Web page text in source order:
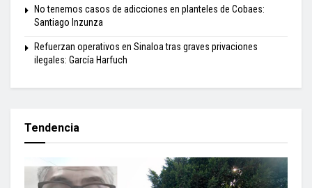
No tenemos casos de adicciones en planteles de Cobaes:
Santiago Inzunza
Refuerzan operativos en Sinaloa tras graves privaciones
ilegales: García Harfuch
Tendencia